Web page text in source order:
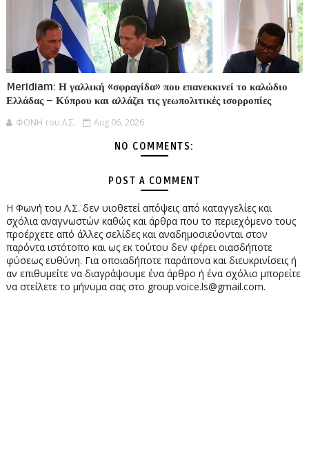
Meridiam: Η γαλλική «σφραγίδα» που επανεκκινεί το καλώδιο
Ελλάδας – Κύπρου και αλλάζει τις γεωπολιτικές ισορροπίες
ΦΩΝΗ του Λ.Σ. Aug 06, 2026
NO COMMENTS:
POST A COMMENT
Η Φωνή του Λ.Σ. δεν υιοθετεί απόψεις από καταγγελίες και
σχόλια αναγνωστών καθώς και άρθρα που το περιεχόμενο τους
προέρχετε από άλλες σελίδες και αναδημοσιεύονται στον
παρόντα ιστότοπο και ως εκ τούτου δεν φέρει οιασδήποτε
φύσεως ευθύνη. Για οποιαδήποτε παράπονα και διευκρινίσεις ή
αν επιθυμείτε να διαγράψουμε ένα άρθρο ή ένα σχόλιο μπορείτε
να στείλετε το μήνυμα σας στο group.voice.ls@gmail.com.